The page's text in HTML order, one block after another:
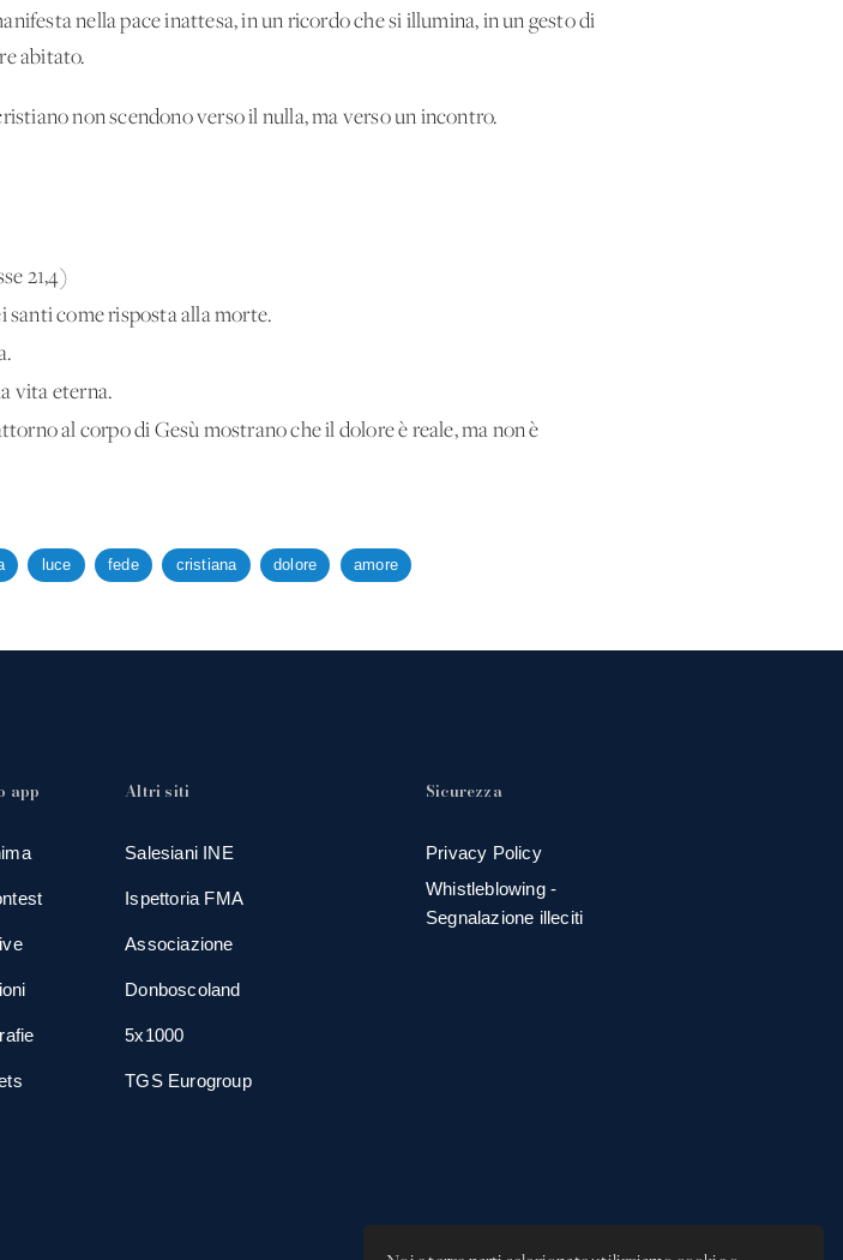
nella pace inattesa, in un ricordo che si illumina, in un gesto di
abitato.
non scendono verso il nulla, ma verso un incontro.
21,4)
santi come risposta alla morte.
vita eterna.
al corpo di Gesù mostrano che il dolore è reale, ma non è
luce fede cristiana dolore amore
app Altri siti
Salesiani INE
Ispettoria FMA
Associazione
Donboscoland
5x1000
TGS Eurogroup
Sicurezza
Privacy Policy
Whistleblowing -
Segnalazione illeciti